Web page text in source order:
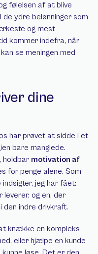
følelsen af at blive
ydre belønninger som
og mest
kommer indefra, når
se meningen med
dine
har prøvet at sidde i et
bare manglede.
holdbar motivation af
for penge alene. Som
jeg har fået:
indre drivkraft.
knække en kompleks
eller hjælpe en kunde